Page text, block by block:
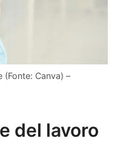
(Fonte: Canva) –
del lavoro